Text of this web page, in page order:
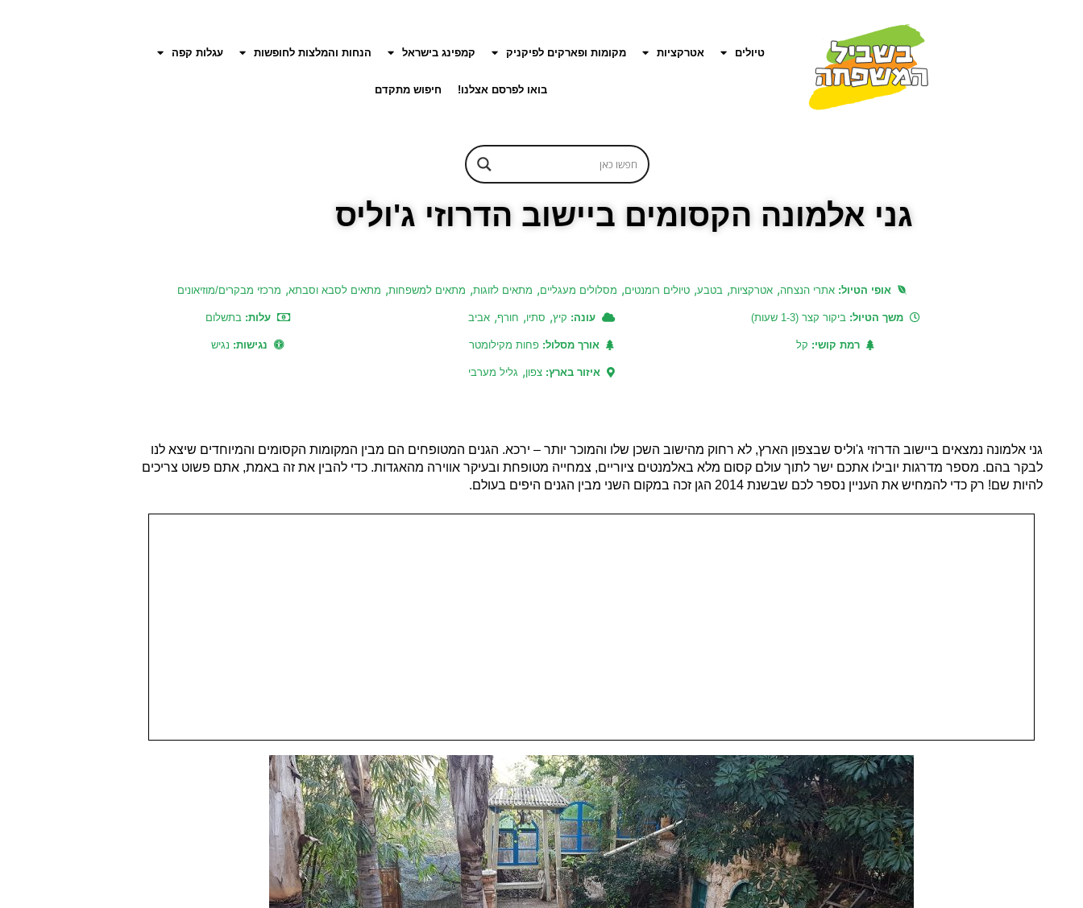
טיולים אטרקציות מקומות ופארקים לפיקניק קמפינג בישראל הנחות והמלצות לחופשות עגלות קפה
בואו לפרסם אצלנו! חיפוש מתקדם
גני אלמונה הקסומים ביישוב הדרוזי ג'וליס
אופי הטיול:אתרי הנצחה, אטרקציות, בטבע, טיולים רומנטים, מסלולים מעגליים, מתאים לזוגות, מתאים למשפחות, מתאים לסבא וסבתא, מרכזי מבקרים/מוזיאונים
משך הטיול:ביקור קצר (1-3 שעות) עונה: קיץ, סתיו, חורף, אביב עלות:בתשלום
רמת קושי: קל אורך מסלול: פחות מקילומטר נגישות: נגיש
איזור בארץ: צפון, גליל מערבי
גני אלמונה נמצאים ביישוב הדרוזי ג'וליס שבצפון הארץ, לא רחוק מהישוב השכן שלו והמוכר יותר – ירכא. הגנים המטופחים הם מבין המקומות הקסומים והמיוחדים שיצא לנו
לבקר בהם. מספר מדרגות יובילו אתכם ישר לתוך עולם קסום מלא באלמנטים ציוריים, צמחייה מטופחת ובעיקר אווירה מהאגדות. כדי להבין את זה באמת, אתם פשוט צריכים
להיות שם! רק כדי להמחיש את העניין נספר לכם שבשנת 2014 הגן זכה במקום השני מבין הגנים היפים בעולם.